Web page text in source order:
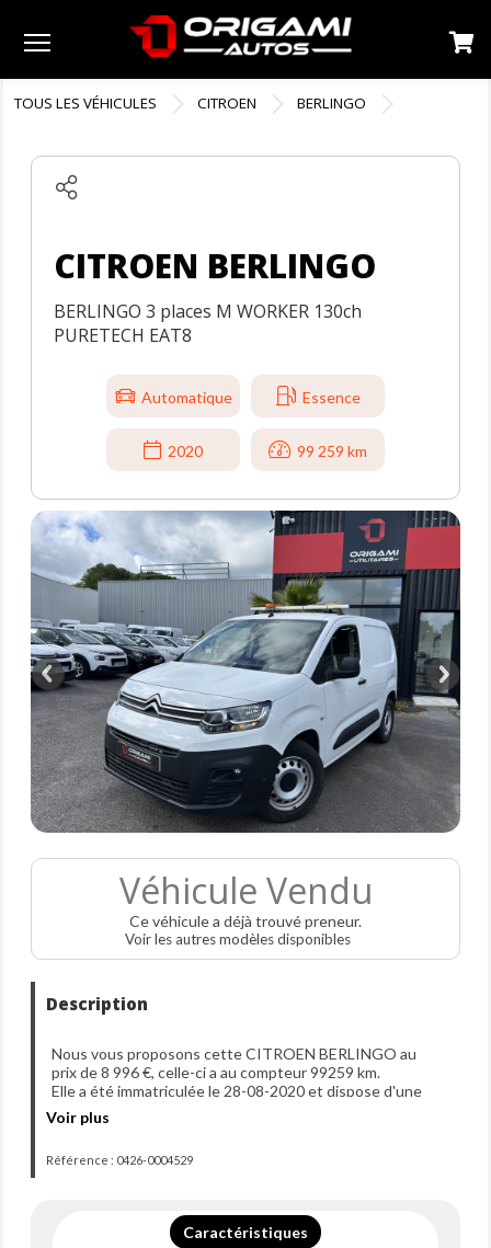
TOUS LES VÉHICULES CITROEN BERLINGO
CITROEN BERLINGO
BERLINGO 3 places M WORKER 130ch
PURETECH EAT8
Automatique Essence
2020 99 259 km
Véhicule Vendu
Ce véhicule a déjà trouvé preneur.
Voir les autres modèles disponibles
Description
Nous vous proposons cette CITROEN BERLINGO au
prix de 8 996 €, celle-ci a au compteur 99259 km.
Elle a été immatriculée le 28-08-2020 et dispose d'une
puissance de 130ch din.
Voir plus
Référence : 0426-0004529
Caractéristiques